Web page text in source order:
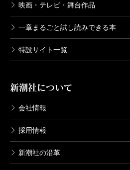
映画・テレビ・舞台作品
一章まるごと試し読みできる本
特設サイト一覧
新潮社について
会社情報
採用情報
新潮社の沿革